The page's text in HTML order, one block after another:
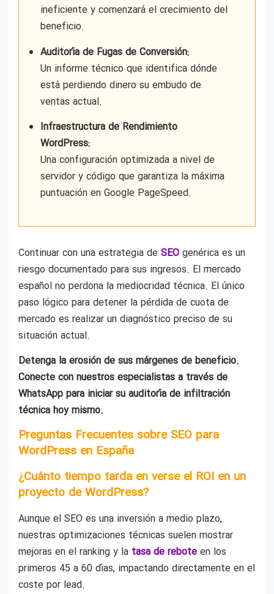
ineficiente y comenzará el crecimiento del
beneficio.
Auditoría de Fugas de Conversión:
Un informe técnico que identifica dónde
está perdiendo dinero su embudo de
ventas actual.
Infraestructura de Rendimiento
WordPress:
Una configuración optimizada a nivel de
servidor y código que garantiza la máxima
puntuación en Google PageSpeed.
Continuar con una estrategia de SEO genérica es un
riesgo documentado para sus ingresos. El mercado
español no perdona la mediocridad técnica. El único
paso lógico para detener la pérdida de cuota de
mercado es realizar un diagnóstico preciso de su
situación actual.
Detenga la erosión de sus márgenes de beneficio.
Conecte con nuestros especialistas a través de
WhatsApp para iniciar su auditoría de infiltración
técnica hoy mismo.
Preguntas Frecuentes sobre SEO para
WordPress en España
¿Cuánto tiempo tarda en verse el ROI en un
proyecto de WordPress?
Aunque el SEO es una inversión a medio plazo,
nuestras optimizaciones técnicas suelen mostrar
mejoras en el ranking y la tasa de rebote en los
primeros 45 a 60 días, impactando directamente en el
coste por lead.